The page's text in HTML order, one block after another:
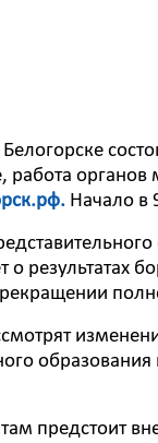
работа органов
Начало в
о
предстоит